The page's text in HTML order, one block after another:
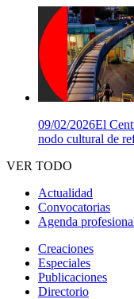
09/02/2026El
nodo cultural de
VER TODO
Actualidad
Convocatorias
Agenda
Creaciones
Especiales
Publicaciones
Directorio